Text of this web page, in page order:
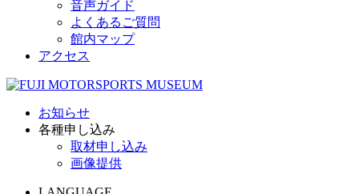
音声ガイド
よくあるご質問
館内マップ
アクセス
お知らせ
各種申し込み
取材申し込み
画像提供